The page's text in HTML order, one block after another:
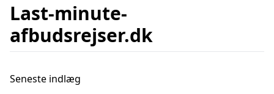
Last-minute-
afbudsrejser.dk
Seneste indlæg